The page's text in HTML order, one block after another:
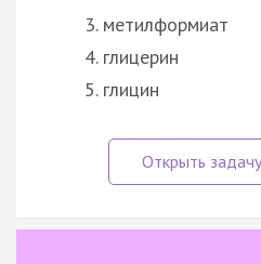
метилформиат
глицерин
глицин